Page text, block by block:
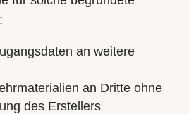
an weitere
an Dritte ohne
des Erstellers